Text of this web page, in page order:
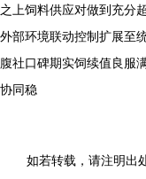
之上饲料供应对做到充分
外部环境联动控制扩展至
腹社口碑期实饲续值良服
协同稳
如若转载，请注明出